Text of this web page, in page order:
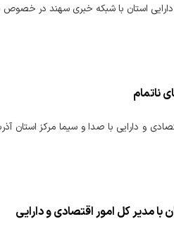
دارایی استان با شبکه خبری سهند در
ناتمام
و دارایی با صدا و سیما مرکز استان
با مدیر کل امور اقتصادی و دارایی